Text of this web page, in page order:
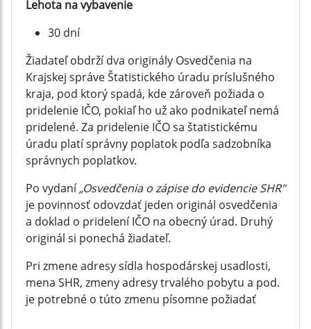
Lehota na vybavenie
30 dní
Žiadateľ obdrží dva originály Osvedčenia na
Krajskej správe Štatistického úradu príslušného
kraja, pod ktorý spadá, kde zároveň požiada o
pridelenie IČO, pokiaľ ho už ako podnikateľ nemá
pridelené. Za pridelenie IČO sa štatistickému
úradu platí správny poplatok podľa sadzobníka
správnych poplatkov.
Po vydaní„Osvedčenia o zápise do evidencie SHR"
je povinnosť odovzdať jeden originál osvedčenia
a doklad o pridelení IČO na obecný úrad. Druhý
originál si ponechá žiadateľ.
Pri zmene adresy sídla hospodárskej usadlosti,
mena SHR, zmeny adresy trvalého pobytu a pod.
je potrebné o túto zmenu písomne požiadať